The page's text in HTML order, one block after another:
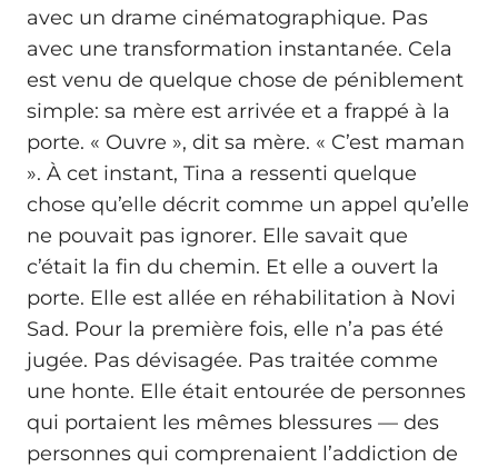
avec un drame cinématographique. Pas
avec une transformation instantanée. Cela
est venu de quelque chose de péniblement
simple: sa mère est arrivée et a frappé à la
porte. « Ouvre », dit sa mère. « C’est maman
». À cet instant, Tina a ressenti quelque
chose qu’elle décrit comme un appel qu’elle
ne pouvait pas ignorer. Elle savait que
c’était la fin du chemin. Et elle a ouvert la
porte. Elle est allée en réhabilitation à Novi
Sad. Pour la première fois, elle n’a pas été
jugée. Pas dévisagée. Pas traitée comme
une honte. Elle était entourée de personnes
qui portaient les mêmes blessures — des
personnes qui comprenaient l’addiction de